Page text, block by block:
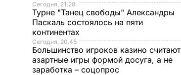
Сегодня, 21.28
Турне "Танец свободы" Александры
Паскаль состоялось на пяти
континентах
Сегодня, 20.45
Большинство игроков казино считают
азартные игры формой досуга, а не
заработка – соцопрос